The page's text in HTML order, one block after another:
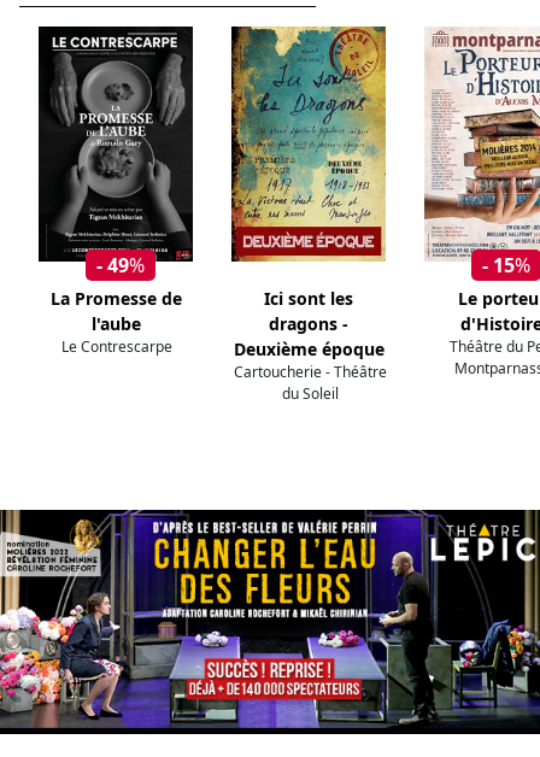
- 49%
La Promesse de
l'aube
Le Contrescarpe
Ici sont les
dragons -
Deuxième époque
Cartoucherie - Théâtre
du Soleil
- 15%
Le
Théâtre du